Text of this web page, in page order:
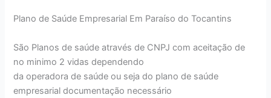
Plano de Saúde Empresarial Em Paraíso do Tocantins
São Planos de saúde através de CNPJ com aceitação de
no minimo 2 vidas dependendo
da operadora de saúde ou seja do plano de saúde
empresarial documentação necessário